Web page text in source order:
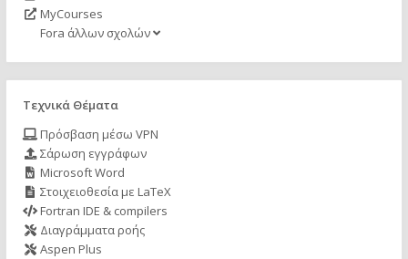
MyCourses
Fora άλλων σχολών
Τεχνικά Θέματα
Πρόσβαση μέσω VPN
Σάρωση εγγράφων
Microsoft Word
Στοιχειοθεσία με LaTeX
Fortran IDE & compilers
Διαγράμματα ροής
Aspen Plus